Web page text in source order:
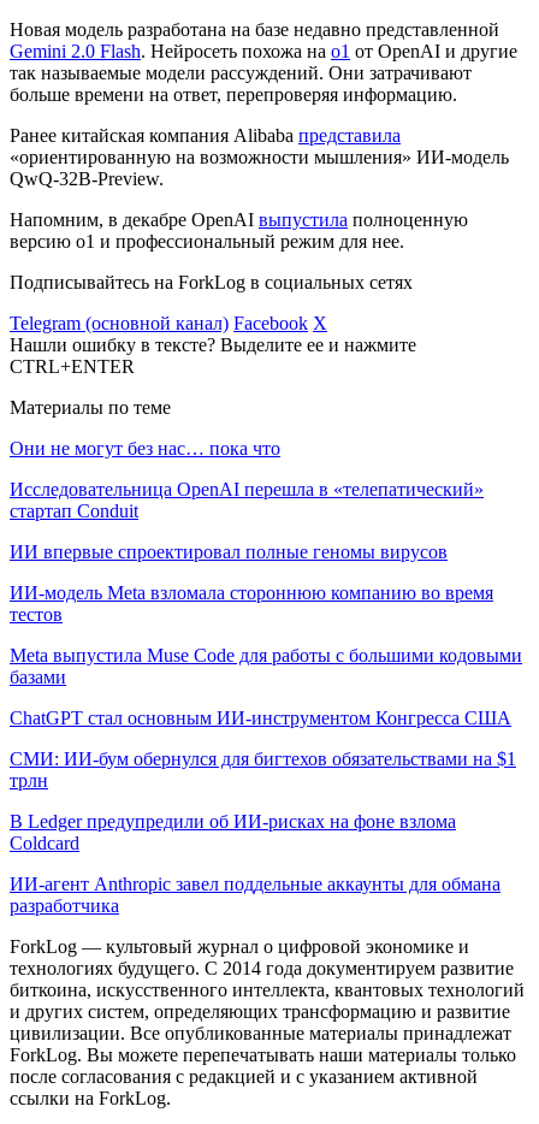
Новая модель разработана на базе недавно представленной
Gemini 2.0 Flash. Нейросеть похожа на o1 от OpenAI и другие
так называемые модели рассуждений. Они затрачивают
больше времени на ответ, перепроверяя информацию.
Ранее китайская компания Alibaba представила
«ориентированную на возможности мышления» ИИ-модель
QwQ-32B-Preview.
Напомним, в декабре OpenAI выпустила полноценную
версию o1 и профессиональный режим для нее.
Подписывайтесь на ForkLog в социальных сетях
Telegram (основной канал) Facebook X
Нашли ошибку в тексте? Выделите ее и нажмите
CTRL+ENTER
Материалы по теме
Они не могут без нас… пока что
Исследовательница OpenAI перешла в «телепатический»
стартап Conduit
ИИ впервые спроектировал полные геномы вирусов
ИИ-модель Meta взломала стороннюю компанию во время
тестов
Meta выпустила Muse Code для работы с большими кодовыми
базами
ChatGPT стал основным ИИ-инструментом Конгресса США
СМИ: ИИ-бум обернулся для бигтехов обязательствами на $1
трлн
В Ledger предупредили об ИИ-рисках на фоне взлома
Coldcard
ИИ-агент Anthropic завел поддельные аккаунты для обмана
разработчика
ForkLog — культовый журнал о цифровой экономике и
технологиях будущего. С 2014 года документируем развитие
биткоина, искусственного интеллекта, квантовых технологий
и других систем, определяющих трансформацию и развитие
цивилизации. Все опубликованные материалы принадлежат
ForkLog. Вы можете перепечатывать наши материалы только
после согласования с редакцией и с указанием активной
ссылки на ForkLog.